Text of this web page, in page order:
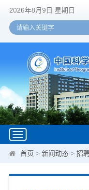
2026年8月9日 星期日
Toggle
navigation
首页 >新闻动态 >招